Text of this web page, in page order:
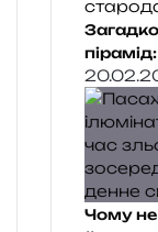
Чому не